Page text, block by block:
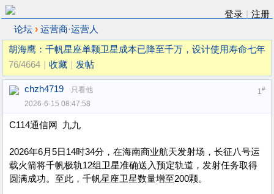
登录
注册
论坛 › 运营商·运营人
胡海鹰：千帆星座单颗卫星成本已降至千万，设计使用寿命七年
76/4664
收藏 发帖
1#
chzh4719
只看他
2026-6-15 08:47:58
C114通信网 九九
2026年6月5日14时34分，在海南商业航天发射场，长征八号运
载火箭将千帆极轨12组卫星准确送入预定轨道，发射任务取得
圆满成功。至此，千帆星座卫星数量增至200颗。